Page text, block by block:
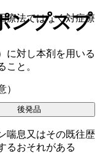
療法ではなく対症療
に対し本剤を用いる
こと。
）
喘息又はその既往歴
るおそれがある
ンプスプ
後発品